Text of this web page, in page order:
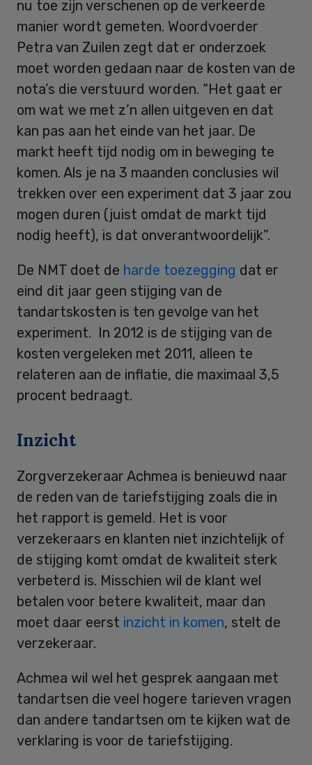
nu toe zijn verschenen op de verkeerde
manier wordt gemeten. Woordvoerder
Petra van Zuilen zegt dat er onderzoek
moet worden gedaan naar de kosten van de
nota’s die verstuurd worden. “Het gaat er
om wat we met z’n allen uitgeven en dat
kan pas aan het einde van het jaar. De
markt heeft tijd nodig om in beweging te
komen. Als je na 3 maanden conclusies wil
trekken over een experiment dat 3 jaar zou
mogen duren (juist omdat de markt tijd
nodig heeft), is dat onverantwoordelijk”.
De NMT doet de harde toezegging dat er
eind dit jaar geen stijging van de
tandartskosten is ten gevolge van het
experiment. In 2012 is de stijging van de
kosten vergeleken met 2011, alleen te
relateren aan de inflatie, die maximaal 3,5
procent bedraagt.
Inzicht
Zorgverzekeraar Achmea is benieuwd naar
de reden van de tariefstijging zoals die in
het rapport is gemeld. Het is voor
verzekeraars en klanten niet inzichtelijk of
de stijging komt omdat de kwaliteit sterk
verbeterd is. Misschien wil de klant wel
betalen voor betere kwaliteit, maar dan
moet daar eerst inzicht in komen, stelt de
verzekeraar.
Achmea wil wel het gesprek aangaan met
tandartsen die veel hogere tarieven vragen
dan andere tandartsen om te kijken wat de
verklaring is voor de tariefstijging.